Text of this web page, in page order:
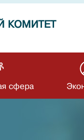
КОМИТЕТ
сфера